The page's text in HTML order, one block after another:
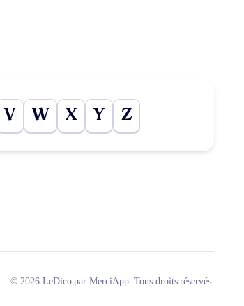
V W X Y Z
© 2026 LeDico par MerciApp. Tous droits réservés.